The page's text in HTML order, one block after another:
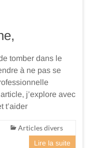
tomber dans le
à ne pas se
j’explore avec
t’aider
Articles divers
Lire la suite